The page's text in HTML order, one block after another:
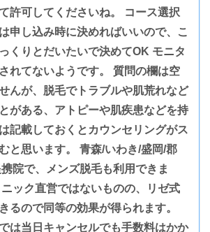
許可してくださいね。 コース選択
申し込み時に決めればいいので、こ
くりとだいたいで決めてOK モニタ
れてないようです。 質問の欄は空
んが、脱毛でトラブルや肌荒れなど
がある、アトピーや肌疾患などを持
記載しておくとカウンセリングがス
と思います。 青森/いわき/盛岡/郡
院で、メンズ脱毛も利用できま
ック直営ではないものの、リゼ式
るので同等の効果が得られます。
は当日キャンセルでも手数料はかか